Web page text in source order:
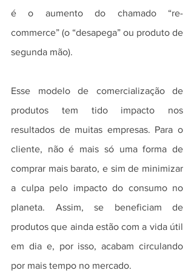
é o aumento do chamado “re-
commerce” (o “desapega” ou produto de
segunda mão).
Esse modelo de comercialização de
produtos tem tido impacto nos
resultados de muitas empresas. Para o
cliente, não é mais só uma forma de
comprar mais barato, e sim de minimizar
a culpa pelo impacto do consumo no
planeta. Assim, se beneficiam de
produtos que ainda estão com a vida útil
em dia e, por isso, acabam circulando
por mais tempo no mercado.